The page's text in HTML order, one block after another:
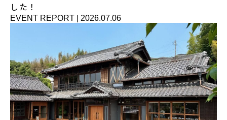
した！
EVENT REPORT 2026.07.06